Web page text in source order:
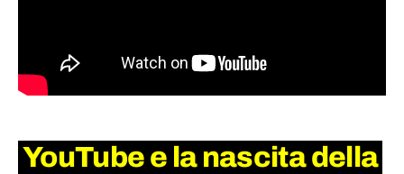
YouTube e la nascita della